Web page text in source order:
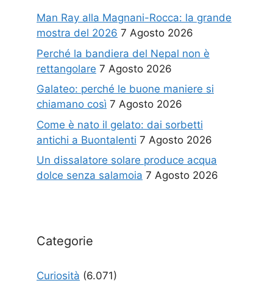
Man Ray alla Magnani-Rocca: la grande
mostra del 2026 7 Agosto 2026
Perché la bandiera del Nepal non è
rettangolare 7 Agosto 2026
Galateo: perché le buone maniere si
chiamano così 7 Agosto 2026
Come è nato il gelato: dai sorbetti
antichi a Buontalenti 7 Agosto 2026
Un dissalatore solare produce acqua
dolce senza salamoia 7 Agosto 2026
Categorie
Curiosità (6.071)